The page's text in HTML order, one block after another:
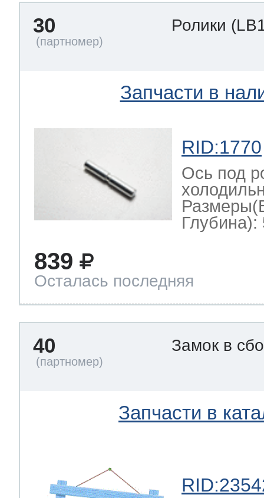
30 Ролики
Запчасти в
RID:1770
Ось под
Глубина):
839
Осталась последняя
40 Замок в
Запчасти в